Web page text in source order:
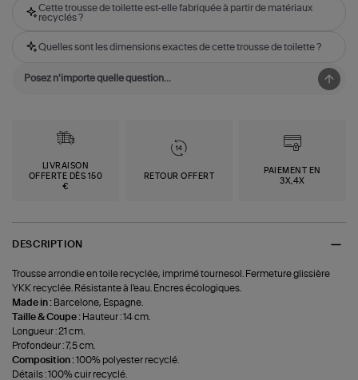
Cette trousse de toilette est-elle fabriquée à partir de matériaux
recyclés ?
Quelles sont les dimensions exactes de cette trousse de toilette ?
LIVRAISON
OFFERTE DÈS 150
€
RETOUR OFFERT
PAIEMENT EN
3X,4X
DESCRIPTION
Trousse arrondie en toile recyclée, imprimé tournesol. Fermeture glissière
YKK recyclée. Résistante à l'eau. Encres écologiques.
Made in : Barcelone, Espagne.
Taille & Coupe : Hauteur : 14 cm.
Longueur : 21 cm.
Profondeur : 7,5 cm.
Composition :100% polyester recyclé.
Détails : 100% cuir recyclé.